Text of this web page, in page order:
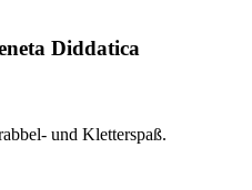
Diddatica
und Kletterspaß.